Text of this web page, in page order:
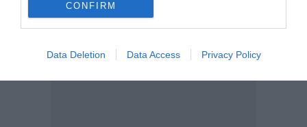
CONFIRM
Data Deletion Data Access Privacy Policy